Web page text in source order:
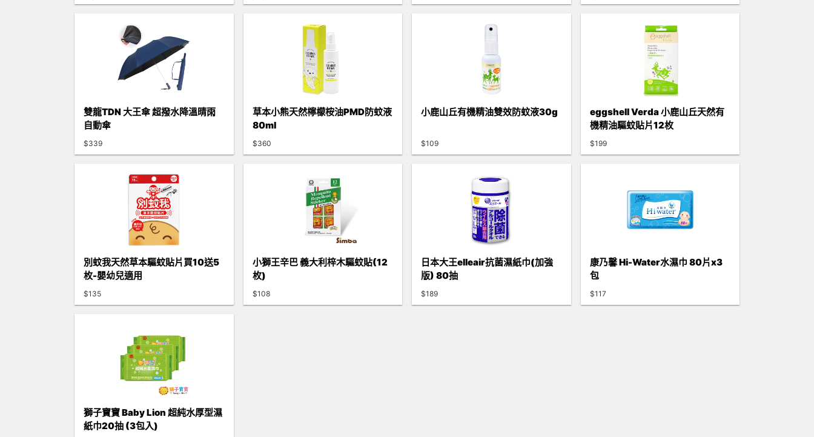
雙龍TDN 大王傘 超撥水降溫晴雨
自動傘
$339
草本小熊天然檸檬桉油PMD防蚊液
80ml
$360
小鹿山丘有機精油雙效防蚊液30g
$109
eggshell Verda 小鹿山丘天然有
機精油驅蚊貼片12枚
$199
別蚊我天然草本驅蚊貼片買10送5
枚-嬰幼兒適用
$135
小獅王辛巴 義大利梓木驅蚊貼(12
枚)
$108
日本大王elleair抗菌濕紙巾(加強
版) 80抽
$189
康乃馨 Hi-Water水濕巾 80片x3
包
$117
獅子寶寶 Baby Lion 超純水厚型濕
紙巾20抽 (3包入)